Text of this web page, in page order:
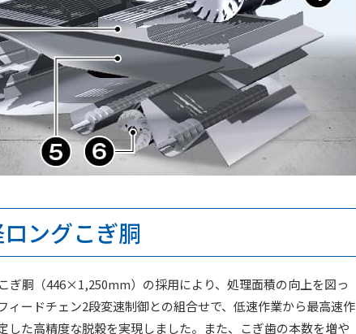
ングこぎ胴
ぎ胴（446×1,250mm）の採用により、処理面積の向上を図っ
ィードチェン2段変速制御との組合せで、低速作業から最高速作
した高精度な脱穀を実現しました。また、こぎ歯の本数を増や